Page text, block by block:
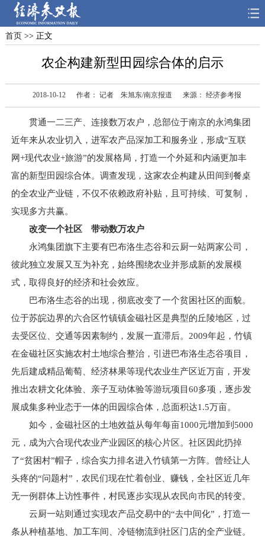
首页 深度 思想
首页 >> 正文
农企构建新型田园综合体的启示
2018-10-12 作者： 记者 朱旭东/南京报道 来源： 经济参考报
贯通一二三产、连接数万农户，总部位于南京的永鸿集团
近年来从农业切入，进军农产品深加工和服务业，形成“互联
网+现代农业+旅游”的发展格局，打造一个外延和内涵更加丰
富的新型田园综合体。调查发现，这家农企构建从田间到餐桌
的全农业产业链，不仅不依赖政府补贴，且可持续、可复制，
实现多方共赢。
改变一个社区 带动数万农户
永鸿集团旗下主要有巴布洛生态谷和云厨一站两家公司，
彼此独立发展又互为补充，始终围绕农业并形成新的发展模
式，取得良好的经济和社会效应。
巴布洛生态谷的出现，彻底改变了一个贫困社区的面貌。
位于苏皖边界的六合区竹镇镇金磁社区是典型的丘陵地区，过
去受区位、交通等因素制约，发展一直滞后。2009年起，竹镇
在金磁社区实施农村土地综合整治，引进巴布洛生态谷项目，
先后建成精品葡萄、经济林果等现代农业生产区近万亩，开发
推出农耕文化体验、亲子互动体验等游玩项目60多项，逐步发
展成集多种业态于一体的田园综合体，总面积达1.5万亩。
如今，金磁社区的土地效益从每年每亩1000元增加到5000
元，成为六合现代农业产业园区的核心片区。社区因此扔掉
了“贫困村”帽子，综合实力排名进入竹镇第一方阵。曾经让人
头疼的“问题村”，农民们现在忙着创业、赚钱，全社区近几年
无一例群体上访性事件，村民逐步实现从农民向市民的转变。
云厨一站则通过实现农产品交易中的“去中间化”，打造一
条从种植基地、加工车间、冷链物流到社区门店的全产业链。